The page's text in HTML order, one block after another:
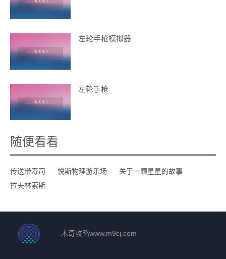
左轮手枪模拟器
左轮手枪
随便看看
传送带寿司 悦斯物理游乐场
关于一颗星星的故事
拉夫林索斯
木奇攻略www.m9cj.com